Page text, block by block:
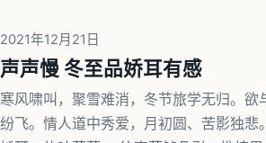
2021年12月21日
声声慢 冬至品娇耳有感
寒风啸叫，聚雪难消，冬节旅学无归。欲
纷飞。情人道中秀爱，月初圆、苦影独悲